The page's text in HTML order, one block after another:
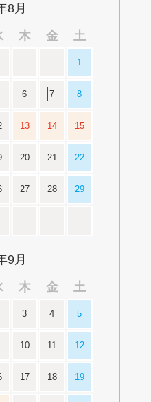
8月
木 金 土
1
6 7 8
13 14 15
20 21 22
27 28 29
9月
木 金 土
3 4 5
10 11 12
17 18 19